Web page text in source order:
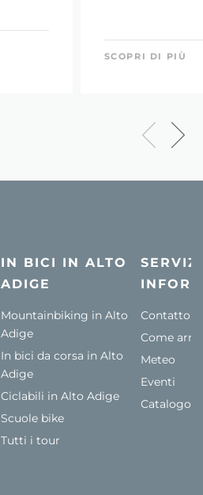
SCOPRI DI PIÙ
IN BICI IN ALTO
ADIGE
Mountainbiking in Alto
Adige
In bici da corsa in Alto
Adige
Ciclabili in Alto Adige
Scuole bike
Tutti i tour
Contatto
Come
Meteo
Eventi
Catalogo